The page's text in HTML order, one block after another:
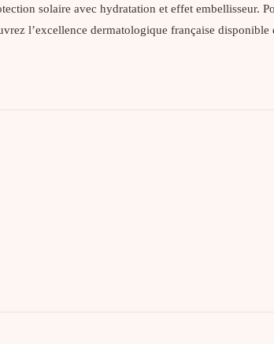
solaire avec hydratation et effet embellisseur.
l’excellence dermatologique française disponible